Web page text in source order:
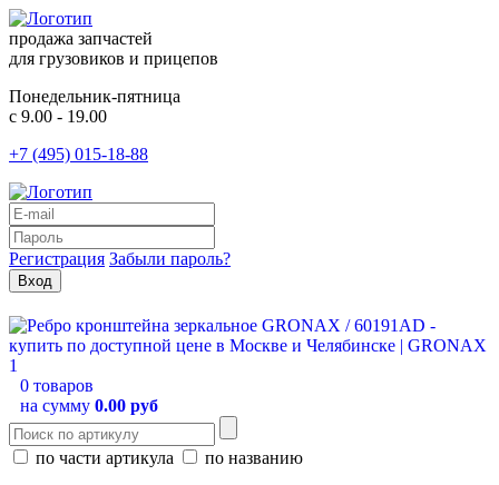
продажа запчастей
для грузовиков и прицепов
Понедельник-пятница
с 9.00 - 19.00
+7 (495) 015-18-88
Регистрация Забыли пароль?
0 товаров
на сумму 0.00 руб
по части артикула
по названию